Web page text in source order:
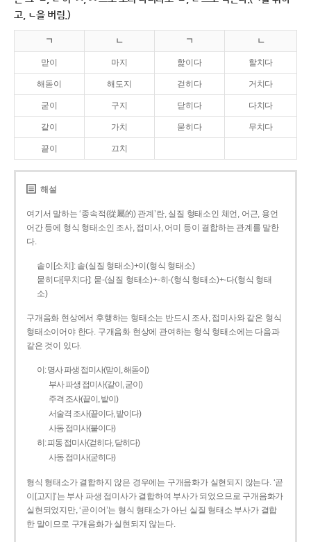
고, ㄴ을 버림.)
ㄱ ㄴ ㄱ ㄴ
맏이 마지 핥이다 할치다
해돋이 해도지 걷히다 거치다
굳이 구지 닫히다 다치다
같이 가치 묻히다 무치다
끝이 끄치
해설
여기서 말하는 ‘종속적(從屬的) 관계’란, 실질 형태소인 체언, 어근, 용언
어간 등에 형식 형태소인 조사, 접미사, 어미 등이 결합하는 관계를 말한
다.
솥이[소치]: 솥(실질 형태소)+이(형식 형태소)
묻히다[무치다]: 묻­-(실질 형태소)+­-히­-(형식 형태소)+-다(형식 형태
소)
구개음화 현상에서 후행하는 형태소는 반드시 조사, 접미사와 같은 형식
형태소이어야 한다. 구개음화 현상에 관여하는 형식 형태소에는 다음과
같은 것이 있다.
이: 명사 파생 접미사(맏이, 해돋이)
부사 파생 접미사(같이, 굳이)
주격 조사(끝이, 밭이)
서술격 조사(끝이다, 밭이다)
사동 접미사(붙이다)
히: 피동 접미사(걷히다, 닫히다)
사동 접미사(굳히다)
형식 형태소가 결합하지 않은 경우에는 구개음화가 실현되지 않는다. ‘곧
이[고지]’는 부사 파생 접미사가 결합하여 부사가 되었으므로 구개음화가
실현되었지만, ‘곧이어’는 형식 형태소가 아닌 실질 형태소 부사가 결합
한 말이므로 구개음화가 실현되지 않는다.